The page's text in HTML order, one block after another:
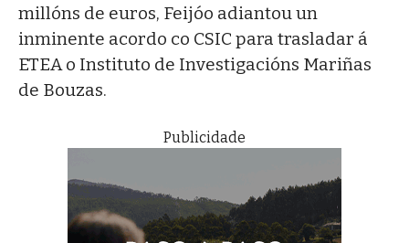
millóns de euros, Feijóo adiantou un
inminente acordo co CSIC para trasladar á
ETEA o Instituto de Investigacións Mariñas
de Bouzas.
Publicidade